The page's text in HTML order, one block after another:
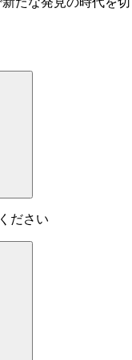
ださい